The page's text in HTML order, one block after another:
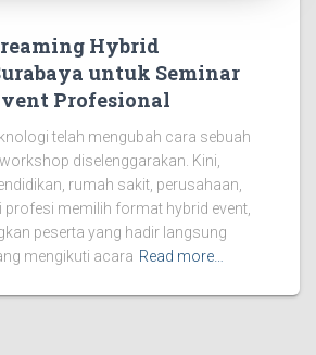
Hybrid
untuk Seminar
Profesional
telah mengubah cara sebuah
diselenggarakan. Kini,
rumah sakit, perusahaan,
memilih format hybrid event,
peserta yang hadir langsung
mengikuti acara Read more…